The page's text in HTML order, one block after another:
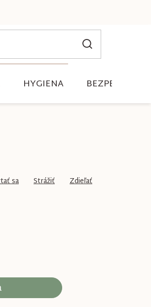
HYGIENA BEZPEČNOSŤ
sa Strážiť Zdieľať